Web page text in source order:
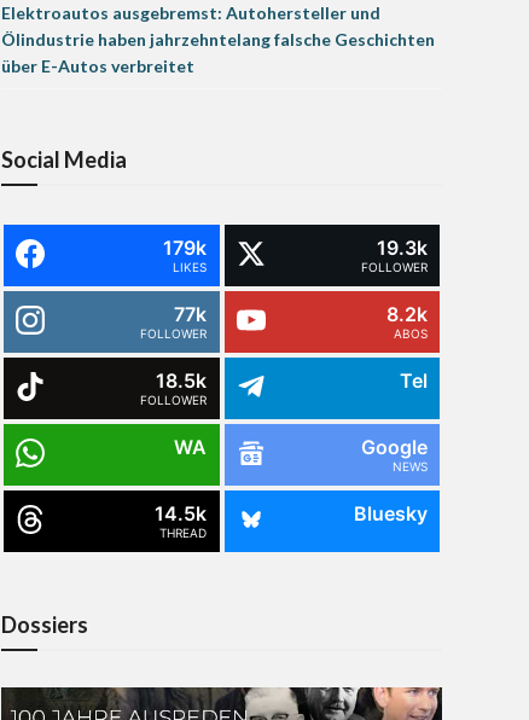
Elektroautos ausgebremst: Autohersteller und
Ölindustrie haben jahrzehntelang falsche Geschichten
über E-Autos verbreitet
Social Media
179k
LIKES
19.3k
FOLLOWER
77k
FOLLOWER
8.2k
ABOS
18.5k
FOLLOWER
Tel
WA Google
NEWS
14.5k
THREAD
Bluesky
Dossiers